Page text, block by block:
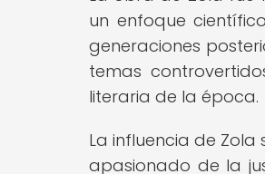
un enfoque
generaciones
temas
literaria de la época.
La influencia de
apasionado de la